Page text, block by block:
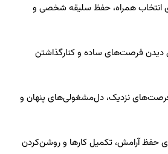
۱۴۰۵ | نشانه‌هایی برای انتخاب همراه، حفظ سلیقه شخصی و
۱۴۰۵ | نقش‌هایی برای دیدن فرصت‌های ساده و کنارگذاشتن
۱۴۰۵ | نقش‌هایی از فرصت‌های نزدیک، دل‌مشغولی‌های پنهان و
۱۴۰۵ | نشانه‌هایی برای حفظ آرامش، تکمیل کارها و روشن‌کردن